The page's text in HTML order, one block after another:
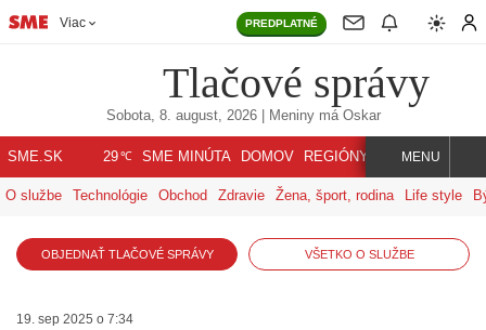
Viac PREDPLATNÉ
Tlačové správy
Sobota, 8. august, 2026| Meniny má Oskar
SME.SK 29℃ SME MINÚTA DOMOV REGIÓNY INDEX SVET
MENU
O službe Technológie Obchod Zdravie Žena, šport, rodina Life style
OBJEDNAŤ TLAČOVÉ SPRÁVY VŠETKO O SLUŽBE
19. sep 2025 o 7:34